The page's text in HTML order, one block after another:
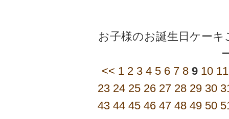
お子様のお誕生日ケー
<< 1 2 3 4 5 6 7 8 9 10 11
23 24 25 26 27 28 29 30
43 44 45 46 47 48 49 50